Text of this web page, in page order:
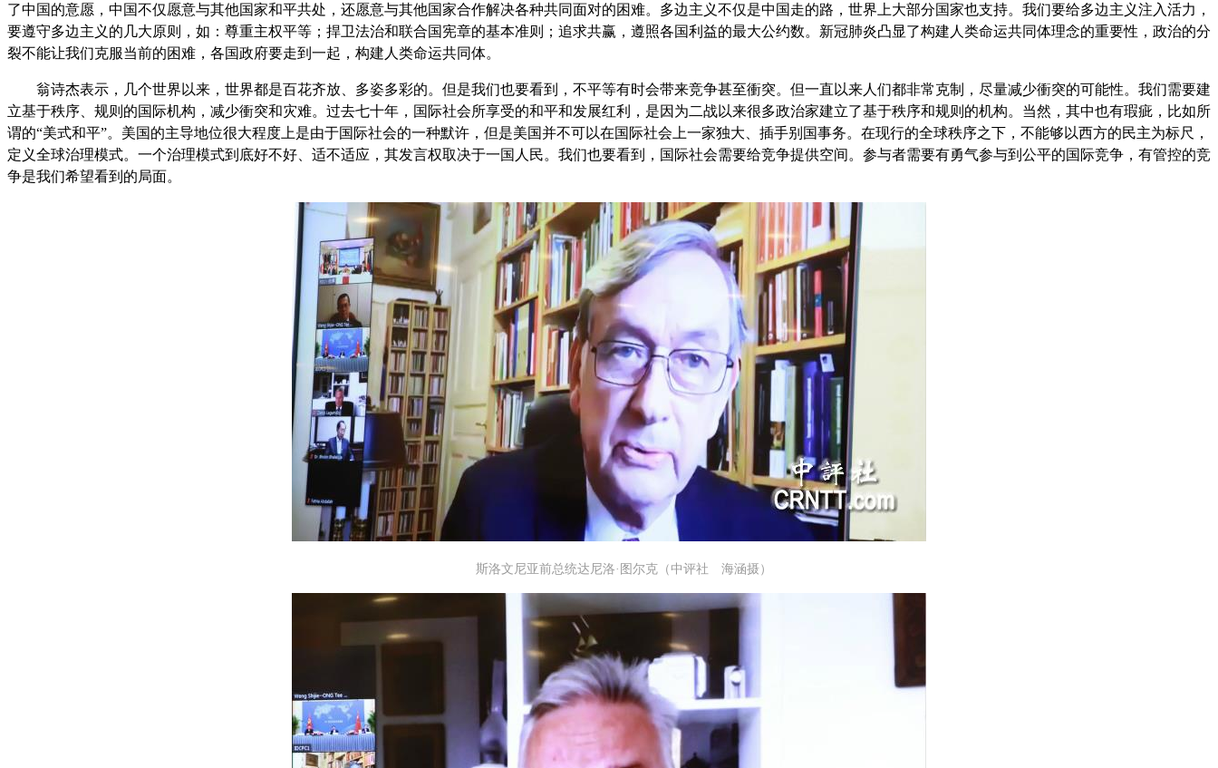
了中国的意愿，中国不仅愿意与其他国家和平共处，还愿意与其他国家合作解决各种共同面对的困难。多边主义不仅是中国走的路，世界上大部分国家也支持。我们要给多边主义注入活力，
要遵守多边主义的几大原则，如：尊重主权平等；捍卫法治和联合国宪章的基本准则；追求共赢，遵照各国利益的最大公约数。新冠肺炎凸显了构建人类命运共同体理念的重要性，政治的分
裂不能让我们克服当前的困难，各国政府要走到一起，构建人类命运共同体。
翁诗杰表示，几个世界以来，世界都是百花齐放、多姿多彩的。但是我们也要看到，不平等有时会带来竞争甚至衝突。但一直以来人们都非常克制，尽量减少衝突的可能性。我们需要建
立基于秩序、规则的国际机构，减少衝突和灾难。过去七十年，国际社会所享受的和平和发展红利，是因为二战以来很多政治家建立了基于秩序和规则的机构。当然，其中也有瑕疵，比如所
谓的“美式和平”。美国的主导地位很大程度上是由于国际社会的一种默许，但是美国并不可以在国际社会上一家独大、插手别国事务。在现行的全球秩序之下，不能够以西方的民主为标尺，
定义全球治理模式。一个治理模式到底好不好、适不适应，其发言权取决于一国人民。我们也要看到，国际社会需要给竞争提供空间。参与者需要有勇气参与到公平的国际竞争，有管控的竞
争是我们希望看到的局面。
斯洛文尼亚前总统达尼洛·图尔克（中评社 海涵摄）